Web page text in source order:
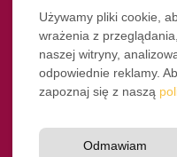
Nie pamiętasz hasła?
Twoje zamówienia
NASZE SOCIALE
Instagram
Używamy pliki cookie,
wrażenia z
naszej witryny,
odpowiednie reklamy.
zapoznaj się z naszą
Odmawiam